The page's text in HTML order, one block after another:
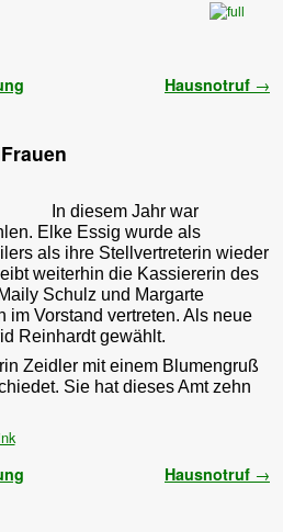
Hausnotruf →
In diesem Jahr war
Elke Essig wurde als
als ihre Stellvertreterin wieder
weiterhin die Kassiererin des
Schulz und Margarte
im Vorstand vertreten. Als neue
Reinhardt gewählt.
Zeidler mit einem Blumengruß
Sie hat dieses Amt zehn
Hausnotruf →